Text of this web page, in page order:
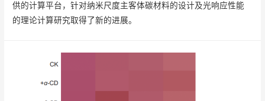
供的计算平台，针对纳米尺度主客体碳材料的设计及光响应性能
的理论计算研究取得了新的进展。